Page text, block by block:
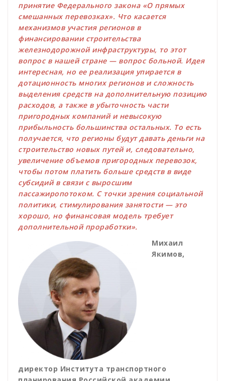
принятие Федерального закона «О прямых
смешанных перевозках». Что касается
механизмов участия регионов в
финансировании строительства
железнодорожной инфраструктуры, то этот
вопрос в нашей стране — вопрос больной. Идея
интересная, но ее реализация упирается в
дотационность многих регионов и сложность
выделения средств на дополнительную позицию
расходов, а также в убыточность части
пригородных компаний и невысокую
прибыльность большинства остальных. То есть
получается, что регионы будут давать деньги на
строительство новых путей и, следовательно,
увеличение объемов пригородных перевозок,
чтобы потом платить больше средств в виде
субсидий в связи с выросшим
пассажиропотоком. С точки зрения социальной
политики, стимулирования занятости — это
хорошо, но финансовая модель требует
дополнительной проработки».
Михаил
Якимов,
директор Института транспортного